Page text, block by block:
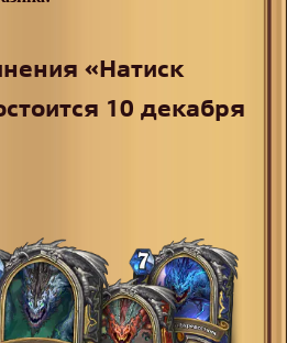
«Натиск
10 декабря